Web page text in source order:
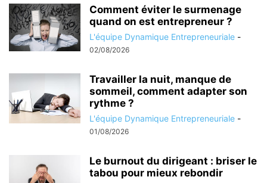
Comment éviter le surmenage
quand on est entrepreneur ?
L'équipe Dynamique Entrepreneuriale -
02/08/2026
Travailler la nuit, manque de
sommeil, comment adapter son
rythme ?
L'équipe Dynamique Entrepreneuriale -
01/08/2026
Le burnout du dirigeant : briser le
tabou pour mieux rebondir